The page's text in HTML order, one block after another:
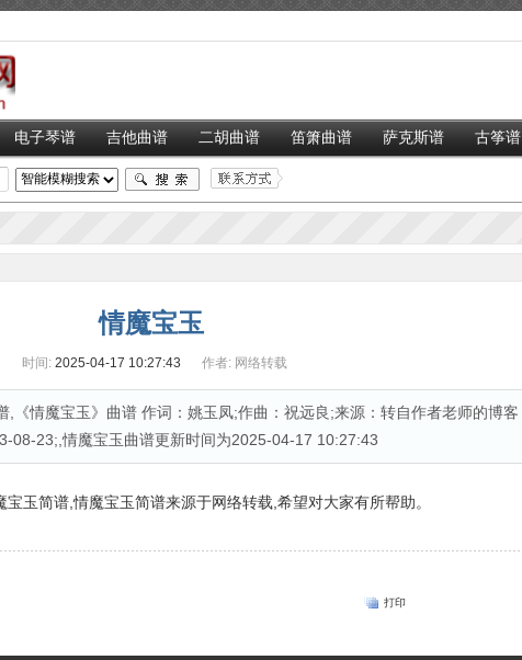
电子琴谱 吉他曲谱 二胡曲谱 笛箫曲谱 萨克斯谱 古筝谱
情魔宝玉
时间: 2025-04-17 10:27:43 作者: 网络转载
,《情魔宝玉》曲谱 作词：姚玉凤;作曲：祝远良;来源：转自作者老师的博客
08-23;,情魔宝玉曲谱更新时间为2025-04-17 10:27:43
宝玉简谱,情魔宝玉简谱来源于网络转载,希望对大家有所帮助。
打印